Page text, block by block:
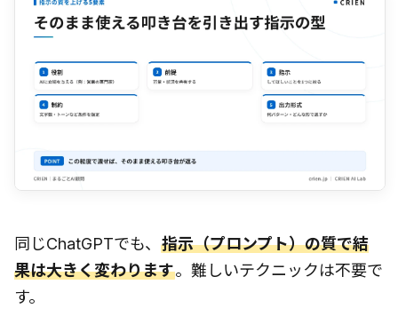
同じChatGPTでも、 指示（プロンプト）の質で結
果は大きく変わります。難しいテクニックは不要で
す。